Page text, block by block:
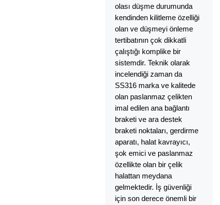
olası düşme durumunda
kendinden kilitleme özelliği
olan ve düşmeyi önleme
tertibatının çok dikkatli
çalıştığı komplike bir
sistemdir. Teknik olarak
incelendiği zaman da
SS316 marka ve kalitede
olan paslanmaz çelikten
imal edilen ana bağlantı
braketi ve ara destek
braketi noktaları, gerdirme
aparatı, halat kavrayıcı,
şok emici ve paslanmaz
özellikte olan bir çelik
halattan meydana
gelmektedir. İş güvenliği
için son derece önemli bir